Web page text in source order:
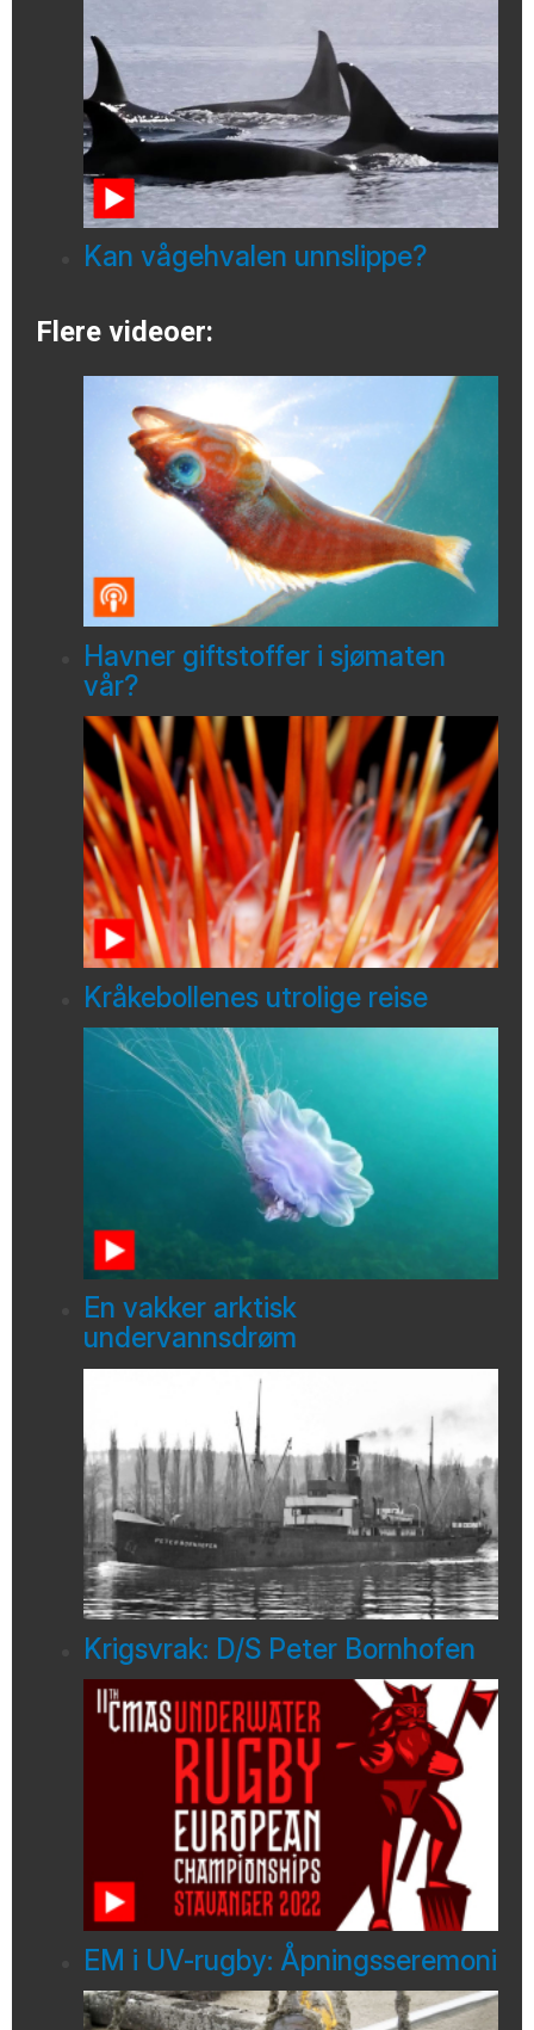
Kan vågehvalen unnslippe?
Flere videoer:
Havner giftstoffer i sjømaten
vår?
Kråkebollenes utrolige reise
En vakker arktisk
undervannsdrøm
Krigsvrak: D/S Peter Bornhofen
EM i UV-rugby: Åpningsseremoni